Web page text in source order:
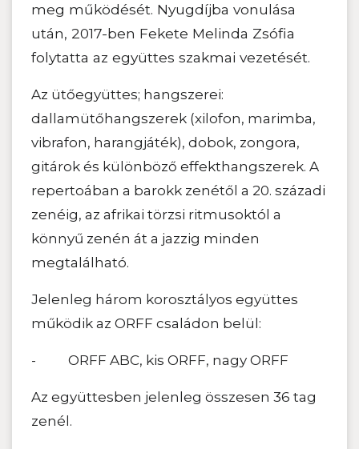
meg működését. Nyugdíjba vonulása
után, 2017-ben Fekete Melinda Zsófia
folytatta az együttes szakmai vezetését.
Az ütőegyüttes; hangszerei:
dallamütőhangszerek (xilofon, marimba,
vibrafon, harangjáték), dobok, zongora,
gitárok és különböző effekthangszerek. A
repertoában a barokk zenétől a 20. századi
zenéig, az afrikai törzsi ritmusoktól a
könnyű zenén át a jazzig minden
megtalálható.
Jelenleg három korosztályos együttes
működik az ORFF családon belül:
- ORFF ABC, kis ORFF, nagy ORFF
Az együttesben jelenleg összesen 36 tag
zenél.